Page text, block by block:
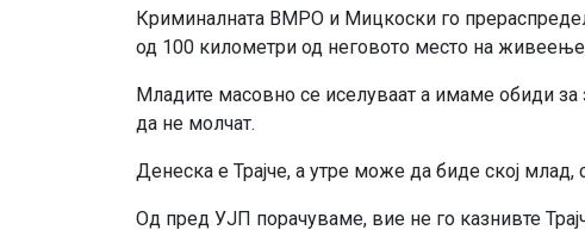
Криминалната ВМРО и Мицкоски го
од 100 километри од неговото место на
Младите масовно се иселуваат а имаме обиди за
да не молчат.
Денеска е Трајче, а утре може да биде ској млад,
Од пред УЈП порачуваме, вие не го казнивте